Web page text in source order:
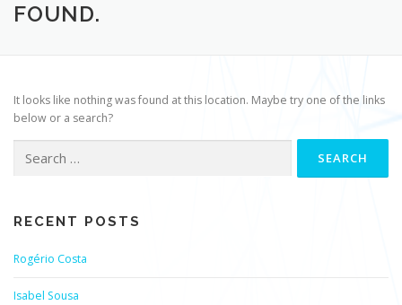
FOUND.
It looks like nothing was found at this location. Maybe try one of the links
below or a search?
for:
RECENT POSTS
Rogério Costa
Isabel Sousa